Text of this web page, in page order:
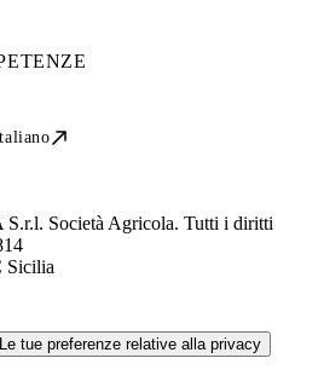
Società Agricola. Tutti i diritti
Sicilia
Le tue preferenze relative alla privacy